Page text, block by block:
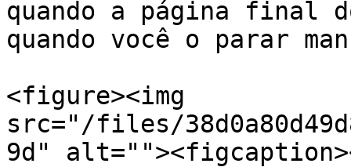
quando a página final
quando você o parar
<figure><img
src="/files/
9d"